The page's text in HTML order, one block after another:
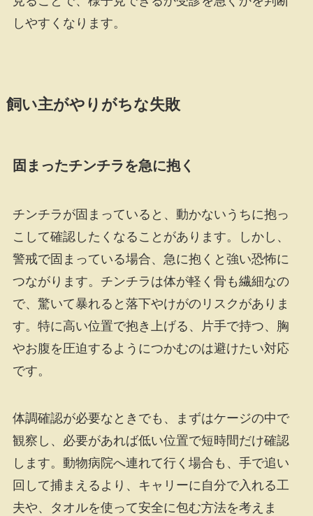
しやすくなります。
飼い主がやりがちな失敗
固まったチンチラを急に抱く
チンチラが固まっていると、動かないうちに抱っ
こして確認したくなることがあります。しかし、
警戒で固まっている場合、急に抱くと強い恐怖に
つながります。チンチラは体が軽く骨も繊細なの
で、驚いて暴れると落下やけがのリスクがありま
す。特に高い位置で抱き上げる、片手で持つ、胸
やお腹を圧迫するようにつかむのは避けたい対応
です。
体調確認が必要なときでも、まずはケージの中で
観察し、必要があれば低い位置で短時間だけ確認
します。動物病院へ連れて行く場合も、手で追い
回して捕まえるより、キャリーに自分で入れる工
夫や、タオルを使って安全に包む方法を考えま